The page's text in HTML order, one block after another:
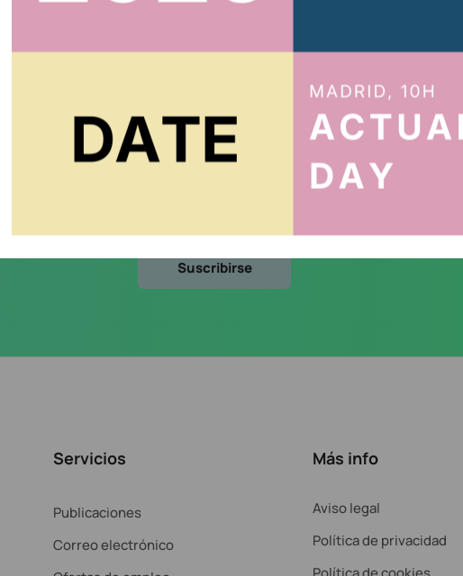
Suscríbete al boletín
Te mantendremos al tanto de todo
Servicios
Publicaciones
Correo electrónico
Más info
Aviso legal
Política de privacidad